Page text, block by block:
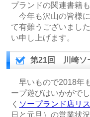
プランドの関連書籍
今年も沢山の皆様
て有難うございまし
い申し上げます。
第21回 川崎ソ
早いもので2018年
ープ遊びはいかがで
く ソープランド店リ
日と元旦）の営業状